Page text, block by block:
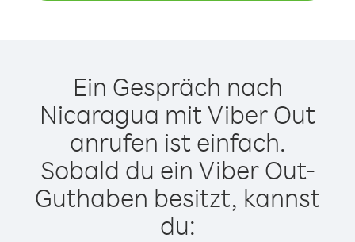
Ein Gespräch nach
Nicaragua mit Viber Out
anrufen ist einfach.
Sobald du ein Viber Out-
Guthaben besitzt, kannst
du: